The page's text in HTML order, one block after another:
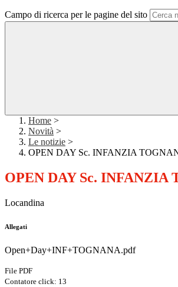
Campo di ricerca per le pagine del sito
Home >
Novità >
Le notizie >
OPEN DAY Sc. INFANZIA
OPEN DAY Sc. INFANZIA
Locandina
Allegati
Open+Day+INF+TOGNANA.pdf
File PDF
Contatore click: 13